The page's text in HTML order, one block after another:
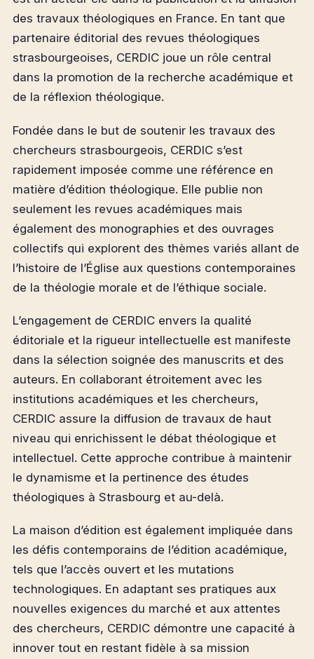
des travaux théologiques en France. En tant que
partenaire éditorial des revues théologiques
strasbourgeoises, CERDIC joue un rôle central
dans la promotion de la recherche académique et
de la réflexion théologique.
Fondée dans le but de soutenir les travaux des
chercheurs strasbourgeois, CERDIC s’est
rapidement imposée comme une référence en
matière d’édition théologique. Elle publie non
seulement les revues académiques mais
également des monographies et des ouvrages
collectifs qui explorent des thèmes variés allant de
l’histoire de l’Église aux questions contemporaines
de la théologie morale et de l’éthique sociale.
L’engagement de CERDIC envers la qualité
éditoriale et la rigueur intellectuelle est manifeste
dans la sélection soignée des manuscrits et des
auteurs. En collaborant étroitement avec les
institutions académiques et les chercheurs,
CERDIC assure la diffusion de travaux de haut
niveau qui enrichissent le débat théologique et
intellectuel. Cette approche contribue à maintenir
le dynamisme et la pertinence des études
théologiques à Strasbourg et au-delà.
La maison d’édition est également impliquée dans
les défis contemporains de l’édition académique,
tels que l’accès ouvert et les mutations
technologiques. En adaptant ses pratiques aux
nouvelles exigences du marché et aux attentes
des chercheurs, CERDIC démontre une capacité à
innover tout en restant fidèle à sa mission